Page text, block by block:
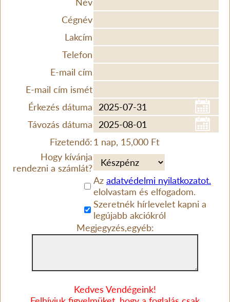
Cégnév
Lakcím
Telefon
E-mail cím
E-mail cím ismét
Érkezés dátuma
Távozás dátuma
Fizetendő:1 nap, 15,000 Ft
Hogy kívánja
rendezni a számlát?
Az adatvédelmi nyilatkozatot.
elolvastam és elfogadom.
Szeretnék hírlevelet kapni a
legújabb akciókról
Megjegyzés,egyéb:
Kedves Vendégeink!